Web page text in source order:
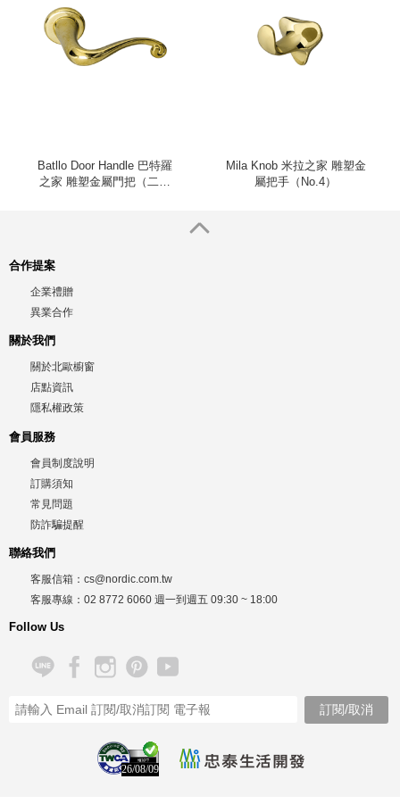
Batllo Door Handle 巴特羅
之家 雕塑金屬門把（二入
Mila Knob 米拉之家 雕塑金
屬把手（No.4）
合作提案
企業禮贈
異業合作
關於我們
關於北歐櫥窗
店點資訊
隱私權政策
會員服務
會員制度說明
訂購須知
常見問題
防詐騙提醒
聯絡我們
客服信箱： cs@nordic.com.tw
客服專線： 02 8772 6060 週一到週五 09:30 ~ 18:00
Follow Us
26/08/09